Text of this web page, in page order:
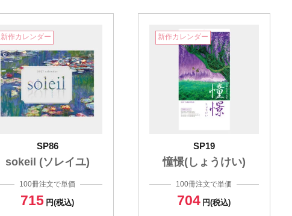
新作カレンダー
SP86
sokeil (ソレイユ)
100冊注文で単価
715 円(税込)
新作カレンダー
SP19
憧憬(しょうけい)
100冊注文で単価
704 円(税込)